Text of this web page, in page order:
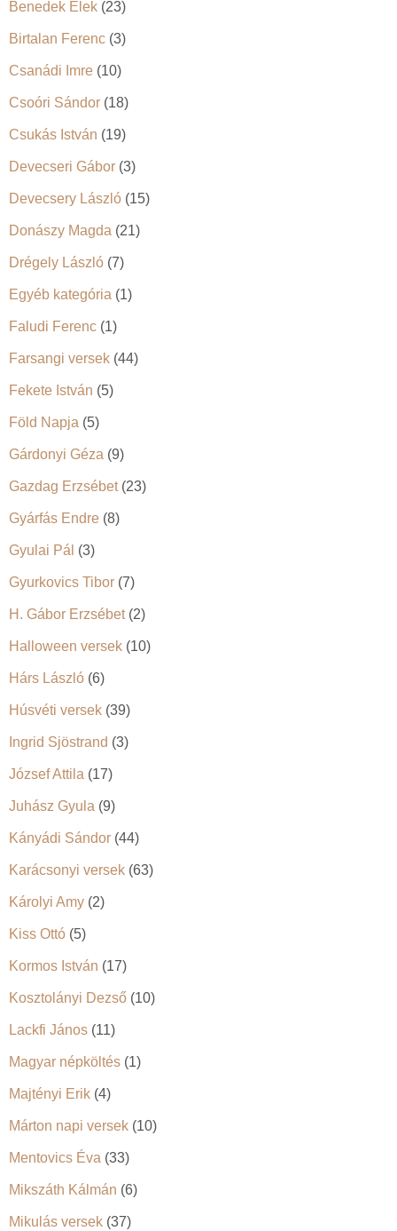
Benedek Elek (23)
Birtalan Ferenc (3)
Csanádi Imre (10)
Csoóri Sándor (18)
Csukás István (19)
Devecseri Gábor (3)
Devecsery László (15)
Donászy Magda (21)
Drégely László (7)
Egyéb kategória (1)
Faludi Ferenc (1)
Farsangi versek (44)
Fekete István (5)
Föld Napja (5)
Gárdonyi Géza (9)
Gazdag Erzsébet(23)
Gyárfás Endre (8)
Gyulai Pál (3)
Gyurkovics Tibor (7)
H. Gábor Erzsébet(2)
Halloween versek (10)
Hárs László (6)
Húsvéti versek (39)
Ingrid Sjöstrand (3)
József Attila (17)
Juhász Gyula (9)
Kányádi Sándor (44)
Karácsonyi versek (63)
Károlyi Amy (2)
Kiss Ottó (5)
Kormos István (17)
Kosztolányi Dezső (10)
Lackfi János (11)
Magyar népköltés (1)
Majtényi Erik (4)
Márton napi versek (10)
Mentovics Éva (33)
Mikszáth Kálmán (6)
Mikulás versek (37)